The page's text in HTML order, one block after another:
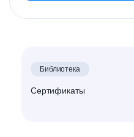
Библиотека
Сертификаты